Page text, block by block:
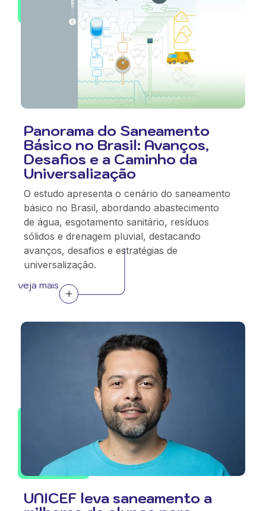
Panorama do Saneamento
Básico no Brasil: Avanços,
Desafios e a Caminho da
Universalização
O estudo apresenta o cenário do saneamento
básico no Brasil, abordando abastecimento
de água, esgotamento sanitário, resíduos
sólidos e drenagem pluvial, destacando
avanços, desafios e estratégias de
universalização.
veja mais
UNICEF leva saneamento a